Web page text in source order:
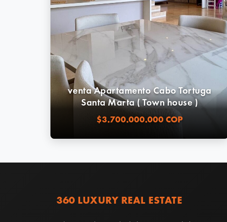
venta Apartamento Cabo Tortuga
Santa Marta ( Town house )
$3.700.000.000 COP
360 LUXURY REAL ESTATE